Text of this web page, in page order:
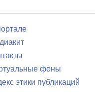
фоны
этики публикаций